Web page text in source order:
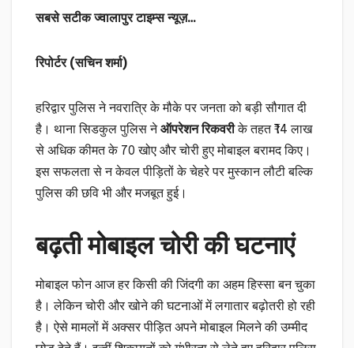
सबसे सटीक ज्वालापुर टाइम्स न्यूज़…
रिपोर्टर (सचिन शर्मा)
हरिद्वार पुलिस ने नवरात्रि के मौके पर जनता को बड़ी सौगात दी
है। थाना सिडकुल पुलिस नेऑपरेशन रिकवरीके तहत ₹14 लाख
से अधिक कीमत के 70 खोए और चोरी हुए मोबाइल बरामद किए।
इस सफलता से न केवल पीड़ितों के चेहरे पर मुस्कान लौटी बल्कि
पुलिस की छवि भी और मजबूत हुई।
बढ़ती मोबाइल चोरी की घटनाएं
मोबाइल फोन आज हर किसी की जिंदगी का अहम हिस्सा बन चुका
है। लेकिन चोरी और खोने की घटनाओं में लगातार बढ़ोतरी हो रही
है। ऐसे मामलों में अक्सर पीड़ित अपने मोबाइल मिलने की उम्मीद